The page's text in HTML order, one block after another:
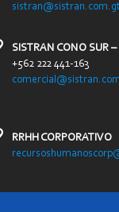
sistran@sistran.com.gt
SISTRAN CONO SUR
+562 222 441-163
RRHH CORPORATIVO